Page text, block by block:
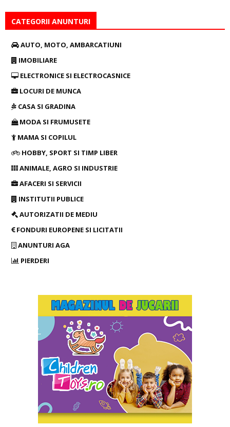
CATEGORII ANUNTURI
AUTO, MOTO, AMBARCATIUNI
IMOBILIARE
ELECTRONICE SI ELECTROCASNICE
LOCURI DE MUNCA
CASA SI GRADINA
MODA SI FRUMUSETE
MAMA SI COPILUL
HOBBY, SPORT SI TIMP LIBER
ANIMALE, AGRO SI INDUSTRIE
AFACERI SI SERVICII
INSTITUTII PUBLICE
AUTORIZATII DE MEDIU
FONDURI EUROPENE SI LICITATII
ANUNTURI AGA
PIERDERI